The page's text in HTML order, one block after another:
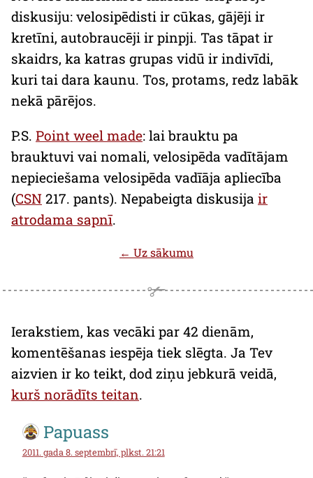
diskusiju: velosipēdisti ir cūkas, gājēji ir
kretīni, autobraucēji ir pinpji. Tas tāpat ir
skaidrs, ka katras grupas vidū ir indivīdi,
kuri tai dara kaunu. Tos, protams, redz labāk
nekā pārējos.
P.S. Point weel made: lai brauktu pa
brauktuvi vai nomali, velosipēda vadītājam
nepieciešama velosipēda vadīāja apliecība
(CSN 217. pants). Nepabeigta diskusija ir
atrodama sapnī.
← Uz sākumu
Ierakstiem, kas vecāki par 42 dienām,
komentēšanas iespēja tiek slēgta. Ja Tev
aizvien ir ko teikt, dod ziņu jebkurā veidā,
kurš norādīts teitan.
Papuass
2011. gada 8. septembrī, plkst. 21:21